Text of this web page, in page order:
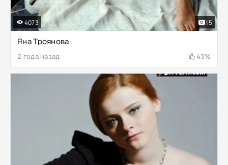
Яна Троянова
2 года назад 43%
4073 15